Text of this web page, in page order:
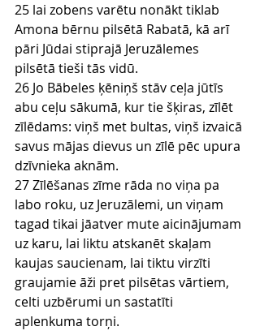
25 lai zobens varētu nonākt tiklab
Amona bērnu pilsētā Rabatā, kā arī
pāri Jūdai stiprajā Jeruzālemes
pilsētā tieši tās vidū.
26 Jo Bābeles ķēniņš stāv ceļa jūtīs
abu ceļu sākumā, kur tie šķiras, zīlēt
zīlēdams: viņš met bultas, viņš izvaicā
savus mājas dievus un zīlē pēc upura
dzīvnieka aknām.
27 Zīlēšanas zīme rāda no viņa pa
labo roku, uz Jeruzālemi, un viņam
tagad tikai jāatver mute aicinājumam
uz karu, lai liktu atskanēt skaļam
kaujas saucienam, lai tiktu virzīti
graujamie āži pret pilsētas vārtiem,
celti uzbērumi un sastatīti
aplenkuma torņi.